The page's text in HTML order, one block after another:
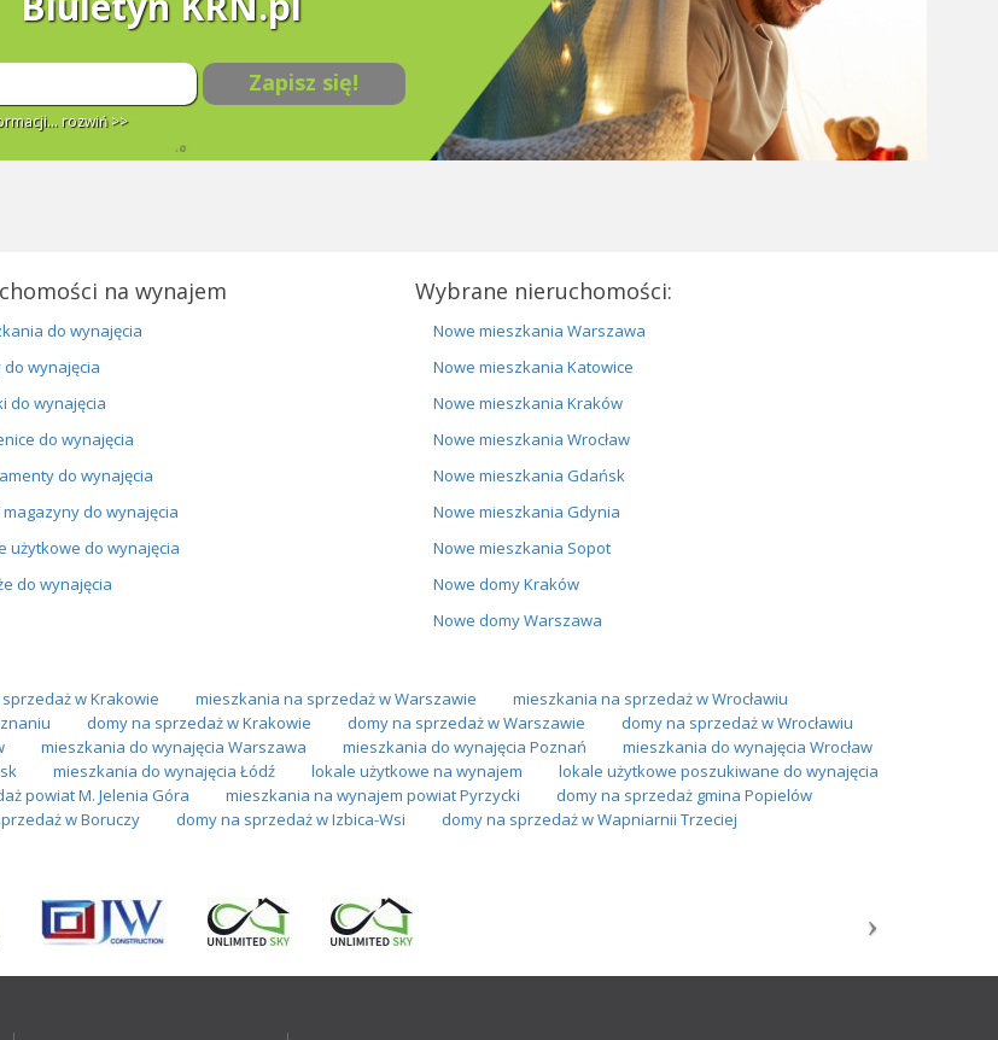
Zapisz się!
rozwiń >>
na wynajem
do wynajęcia
do wynajęcia
do wynajęcia
do wynajęcia
do wynajęcia
magazyny do wynajęcia
użytkowe do wynajęcia
do wynajęcia
Wybrane nieruchomości:
Nowe mieszkania Warszawa
Nowe mieszkania Katowice
Nowe mieszkania Kraków
Nowe mieszkania Wrocław
Nowe mieszkania Gdańsk
Nowe mieszkania Gdynia
Nowe mieszkania Sopot
Nowe domy Kraków
Nowe domy Warszawa
w Krakowie mieszkania na sprzedaż w Warszawie
mieszkania na sprzedaż w Wrocławiu
domy na sprzedaż w Krakowie domy na sprzedaż w Warszawie
domy na sprzedaż w Wrocławiu
mieszkania do wynajęcia Warszawa mieszkania do wynajęcia Poznań
mieszkania do wynajęcia Wrocław
mieszkania do wynajęcia Łódź lokale użytkowe na wynajem
lokale użytkowe poszukiwane do wynajęcia
powiat M. Jelenia Góra mieszkania na wynajem powiat Pyrzycki
domy na sprzedaż gmina Popielów
w Boruczy domy na sprzedaż w Izbica-Wsi domy na sprzedaż w Wapniarnii Trzeciej